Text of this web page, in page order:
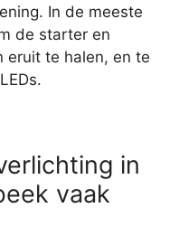
In de meeste
de starter en
eruit te halen, en te
in
vaak